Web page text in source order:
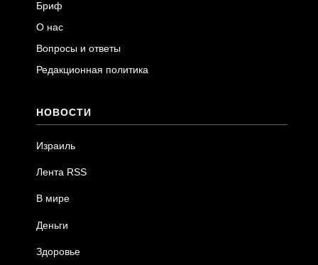
Бриф
О нас
Вопросы и ответы
Редакционная политика
НОВОСТИ
Израиль
Лента RSS
В мире
Деньги
Здоровье